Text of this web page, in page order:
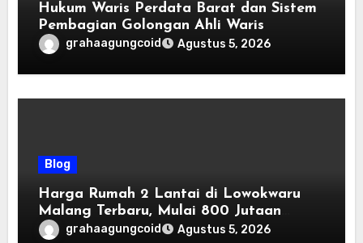
Hukum Waris Perdata Barat dan Sistem
Pembagian Golongan Ahli Waris
grahaagungcoid Agustus 5, 2026
Blog
Harga Rumah 2 Lantai di Lowokwaru
Malang Terbaru, Mulai 800 Jutaan
Tahun 2026
grahaagungcoid Agustus 5, 2026